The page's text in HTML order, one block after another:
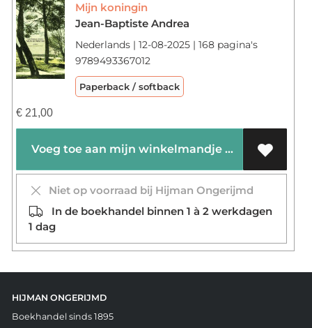
Mijn koningin
Jean-Baptiste Andrea
Nederlands | 12-08-2025 | 168 pagina's
9789493367012
Paperback / softback
€21,00
Voeg toe aan mijn winkelmandje
Niet op voorraad bij Hijman Ongerijmd
In de boekhandel binnen 1 à 2 werkdagen
1 dag
HIJMAN ONGERIJMD
Boekhandel sinds 1895